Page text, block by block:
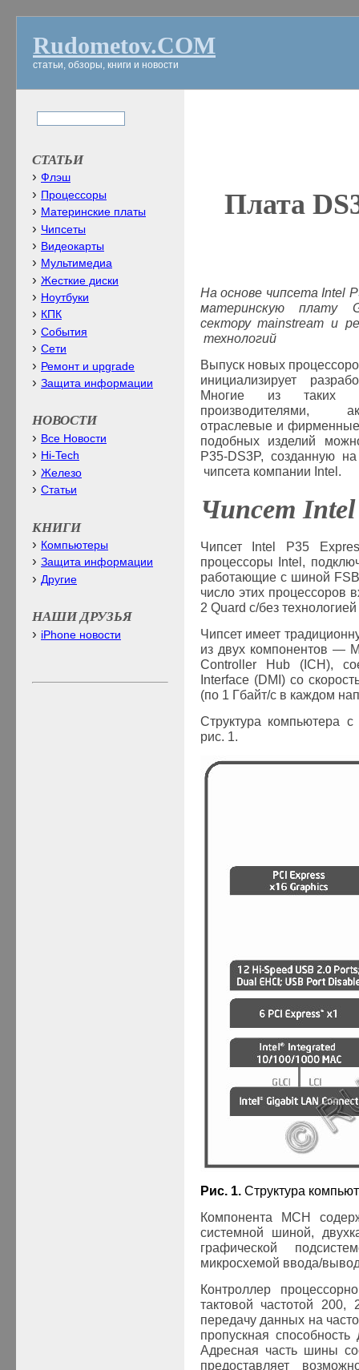
Rudometov.COM
статьи, обзоры, книги и новости
Плата
На основе чипсета Intel
материнскую плату
секторуmainstream и
технологий
Выпуск новых
инициализирует
Многие из таких
производителями,
отраслевые и
подобных изделий
P35-DS3P, созданную
чипсета компании Intel .
Чипсет
Чипсет Intel
P35
процессоры Intel,
работающие с шиной
число этих процессоров
2 Quard с/без
Чипсет имеет
из двух компонентов —
Controller Hub (ICH),
Interface (DMI) со
(по 1 Гбайт/с в каждом
Структура компьютера
рис. 1.
Рис. 1.Структура
Компонента MCH
системной шиной,
графической
микросхемой ввода/
Контроллер
тактовой частотой
передачу данных на
пропускная способность
Адресная часть шины
предоставляет
СТАТЬИ
Флэш
Процессоры
Материнские платы
Чипсеты
Видеокарты
Мультимедиа
Жесткие диски
Ноутбуки
КПК
События
Сети
Ремонт и upgrade
Защита информации
НОВОСТИ
Все Новости
Hi-Tech
Железо
Статьи
КНИГИ
Компьютеры
Защита информации
Другие
НАШИ ДРУЗЬЯ
iPhone новости